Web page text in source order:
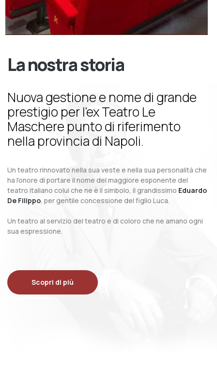
La nostra storia
Nuova gestione e nome di grande
prestigio per l’ex Teatro Le
Maschere punto di riferimento
nella provincia di Napoli.
Un teatro rinnovato nella sua veste e nella sua personalità che
ha l’onore di portare il nome del maggiore esponente del
teatro italiano colui che ne è il simbolo, il grandissimo Eduardo
De Filippo, per gentile concessione del figlio Luca.
Un teatro al servizio del teatro e di coloro che ne amano ogni
sua espressione.
Scopri di più